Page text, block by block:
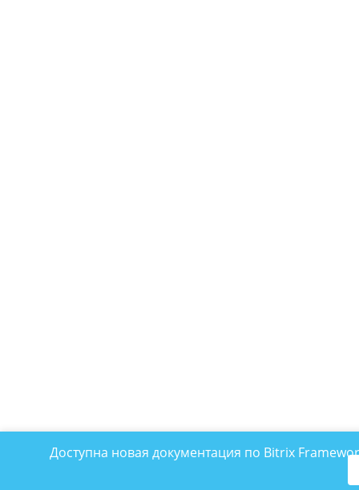
Доступна новая документация по Bitrix